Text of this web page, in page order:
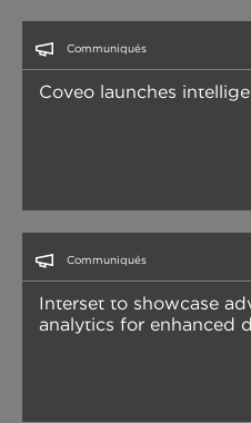
Communiqués
Coveo launches
Communiqués
Interset to showcase
analytics for enhanced